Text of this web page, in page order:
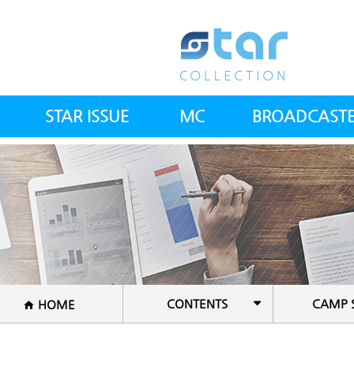
STAR ISSUE
스타칼럼
스타뉴스
스컬 갤러리
공지사항
MC
아나운서(여)
아나운서(남)
전체방송인
전문의사
건강트레이너
방송PD&작가
셰프
국악
HOME CONTENTS CAMP